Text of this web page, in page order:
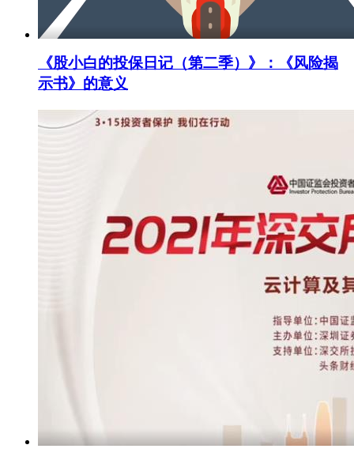
《股小白的投保日记（第二季）》：《风险揭
示书》的意义